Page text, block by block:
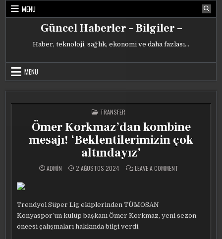
Skip
MENU
Güncel Haberler – Bilgiler –
Haber, teknoloji, sağlık, ekonomi ve daha fazlası…
MENU
POSTED
IN
TRANSFER
Ömer Korkmaz’dan kombine
mesajı! ‘Beklentilerimizin çok
altındayız’
ADMIN 2 AĞUSTOS 2024 LEAVE A COMMENTON
Trendyol Süper Lig ekiplerinden TÜMOSAN
Konyaspor’un kulüp başkanı Ömer Korkmaz, yeni sezon
öncesi çalışmaları hakkında bilgi verdi.